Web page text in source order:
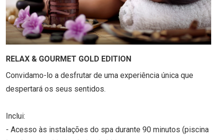
RELAX & GOURMET GOLD EDITION
Convidamo-lo a desfrutar de uma experiência única que
despertará os seus sentidos.
Inclui:
- Acesso às instalações do spa durante 90 minutos (piscina